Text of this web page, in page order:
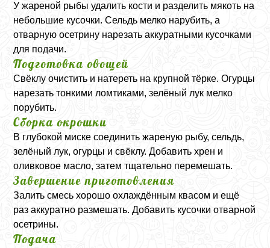
У жареной рыбы удалить кости и разделить мякоть на
небольшие кусочки. Сельдь мелко нарубить, а
отварную осетрину нарезать аккуратными кусочками
для подачи.
Подготовка овощей
Свёклу очистить и натереть на крупной тёрке. Огурцы
нарезать тонкими ломтиками, зелёный лук мелко
порубить.
Сборка окрошки
В глубокой миске соединить жареную рыбу, сельдь,
зелёный лук, огурцы и свёклу. Добавить хрен и
оливковое масло, затем тщательно перемешать.
Завершение приготовления
Залить смесь хорошо охлаждённым квасом и ещё
раз аккуратно размешать. Добавить кусочки отварной
осетрины.
Подача